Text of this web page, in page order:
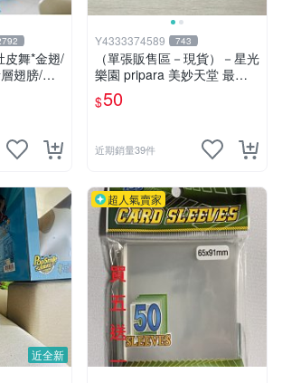
皮舞*金翅/
翅膀/肚
Y4333374589 743
（單張販售區－現貨）－星光
樂園 pripara 美妙天堂 最終
章 （22章. 23章）Pr&Cr角色
卡☆☆單筆訂單需滿200不含
$50
近期銷量39件
近全新
超人氣賣家